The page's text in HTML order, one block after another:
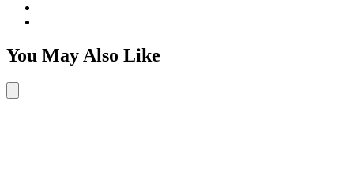
You May Also Like